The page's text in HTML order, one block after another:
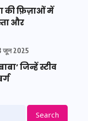
की फ़िज़ाओं में
और
जून 2025
जिन्हें स्टीव
Search